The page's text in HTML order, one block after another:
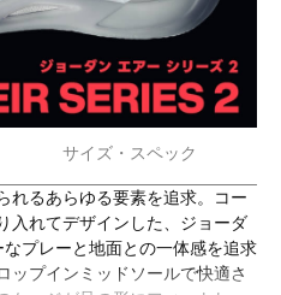
サイズ・スペック
るあらゆる要素を追求。コー
入れてデザインした、ジョーダ
プレーと地面との一体感を追求
ップインミッドソールで快適さ